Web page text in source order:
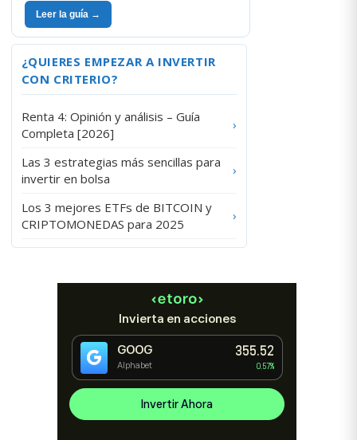
Leer la guía →
¿QUIERES EMPEZAR A INVERTIR
CON CRITERIO?
Renta 4: Opinión y análisis – Guía
Completa [2026]
›
Las 3 estrategias más sencillas para
invertir en bolsa
›
Los 3 mejores ETFs de BITCOIN y
CRIPTOMONEDAS para 2025
›